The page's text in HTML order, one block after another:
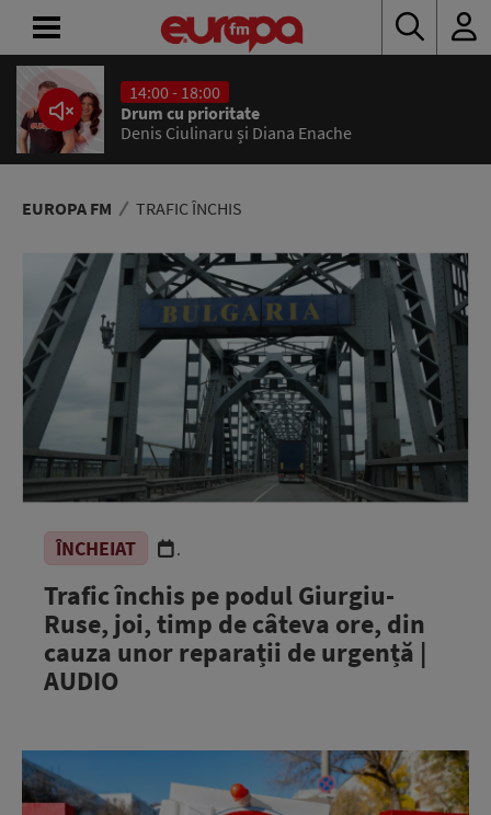
14:00 - 18:00
Drum cu prioritate
Carl Carlton
Everlasting Love
EUROPA FM TRAFIC ÎNCHIS
ÎNCHEIAT .
Trafic închis pe podul Giurgiu-
Ruse, joi, timp de câteva ore, din
cauza unor reparații de urgență |
AUDIO
ACASĂ
ȘTIRI
RADIO
CONCURSURI
PODCAST
ASCULTĂ
LIVE